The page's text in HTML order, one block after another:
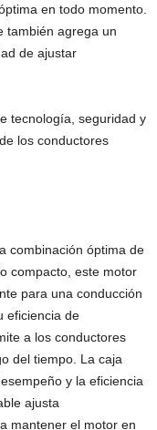
en todo momento.
también agrega un
de ajustar
tecnología, seguridad y
los conductores
combinación óptima de
compacto, este motor
para una conducción
eficiencia de
a los conductores
del tiempo. La caja
y la eficiencia
ajusta
mantener el motor en